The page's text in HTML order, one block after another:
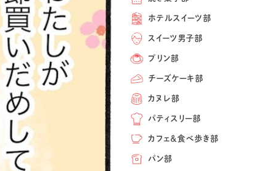
ホテルスイーツ部
スイーツ男子部
プリン部
チーズケーキ部
カヌレ部
パティスリー部
カフェ＆食べ歩き部
パン部